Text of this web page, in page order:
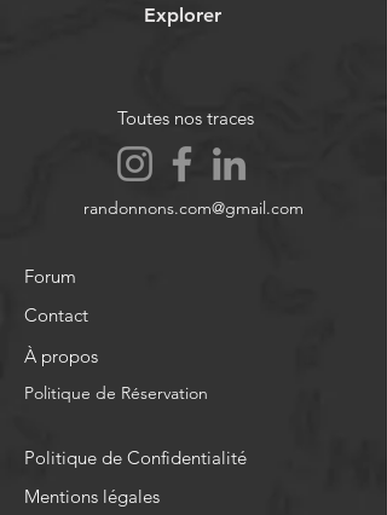
Explorer
Toutes nos traces
randonnons.com@gmail.com
Forum
Contact
À propos
Politique de Réservation
Politique de Confidentialité
Mentions légales